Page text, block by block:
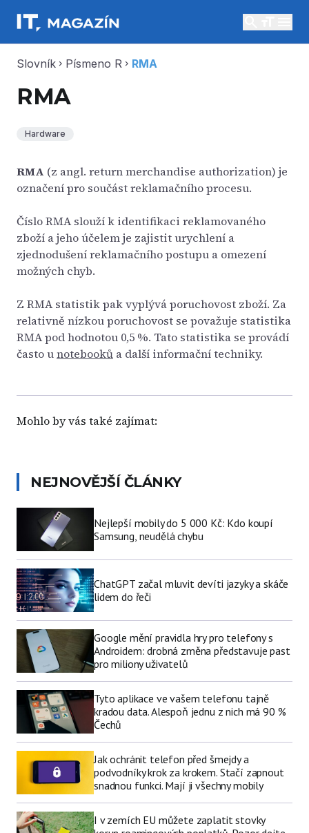
Slovník chevron_right Písmeno R chevron_right RMA
RMA
Hardware
RMA (z angl. return merchandise authorization) je
označení pro součást reklamačního procesu.
Číslo RMA slouží k identifikaci reklamovaného
zboží a jeho účelem je zajistit urychlení a
zjednodušení reklamačního postupu a omezení
možných chyb.
Z RMA statistik pak vyplývá poruchovost zboží. Za
relativně nízkou poruchovost se považuje statistika
RMA pod hodnotou 0,5 %. Tato statistika se provádí
často unotebooků a další informační techniky.
Mohlo by vás také zajímat:
NEJNOVĚJŠÍ ČLÁNKY
Nejlepší mobily do 5 000 Kč: Kdo koupí
Samsung, neudělá chybu
ChatGPT začal mluvit devíti jazyky a skáče
lidem do řeči
Google mění pravidla hry pro telefony s
Androidem: drobná změna představuje past
pro miliony uživatelů
Tyto aplikace ve vašem telefonu tajně
kradou data. Alespoň jednu z nich má 90 %
Čechů
Jak ochránit telefon před šmejdy a
podvodníky krok za krokem. Stačí zapnout
snadnou funkci. Mají ji všechny mobily
I v zemích EU můžete zaplatit stovky